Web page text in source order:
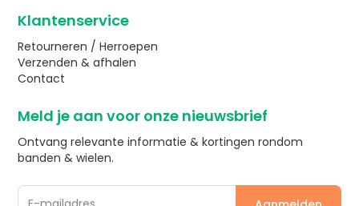
Klantenservice
Retourneren / Herroepen
Verzenden & afhalen
Contact
Meld je aan voor onze nieuwsbrief
Ontvang relevante informatie & kortingen rondom
banden & wielen.